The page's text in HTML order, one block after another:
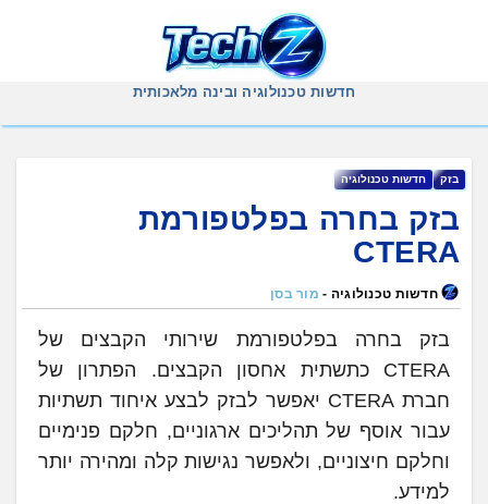
חדשות טכנולוגיה ובינה מלאכותית
בזק ‏חדשות טכנולוגיה
בזק בחרה בפלטפורמת
חדשות טכנולוגיה - מור בסן
בזק בחרה בפלטפורמת שירותי הקבצים של
CTERA כתשתית אחסון הקבצים. הפתרון של
חברת CTERA יאפשר לבזק לבצע איחוד תשתיות
עבור אוסף של תהליכים ארגוניים, חלקם פנימיים
וחלקם חיצוניים, ולאפשר נגישות קלה ומהירה יותר
למידע.